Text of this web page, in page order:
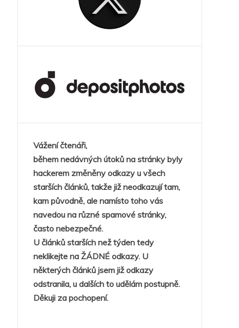
Vážení čtenáři,
během nedávných útoků na stránky byly
hackerem změněny odkazy u všech
starších článků, takže již neodkazují tam,
kam původně, ale namísto toho vás
navedou na různé spamové stránky,
často nebezpečné.
U článků starších než týden tedy
neklikejte na ŽÁDNÉ odkazy. U
některých článků jsem již odkazy
odstranila, u dalších to udělám postupně.
Děkuji za pochopení.